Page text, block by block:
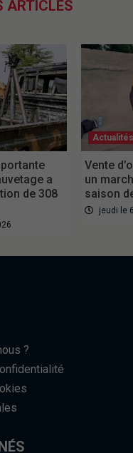
ARTICLES
a
de 308
Actualités
Vente
un
saison
jeudi le
?